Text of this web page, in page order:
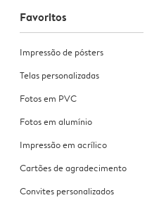
Favoritos
Impressão de pósters
Telas personalizadas
Fotos em PVC
Fotos em alumínio
Impressão em acrílico
Cartões de agradecimento
Convites personalizados